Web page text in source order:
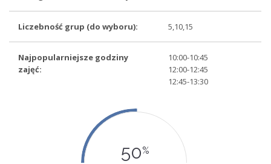
Liczebność grup (do wyboru): 5,10,15
Najpopularniejsze godziny
zajęć:
10:00-10:45
12:00-12:45
12:45-13:30
50%